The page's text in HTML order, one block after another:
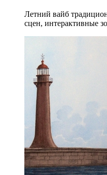
Летний вайб
сцен, интерактивные